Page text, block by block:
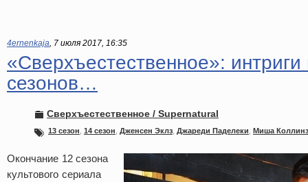
4ernenkaja, 7 июля 2017, 16:35
«Сверхъестественное»:
сезонов…
Сверхъестественное / Supernatural
13 сезон 14 сезон Дженсен Эклз Джареди Паделеки Миша Коллинз
Окончание 12 сезона
культового сериала